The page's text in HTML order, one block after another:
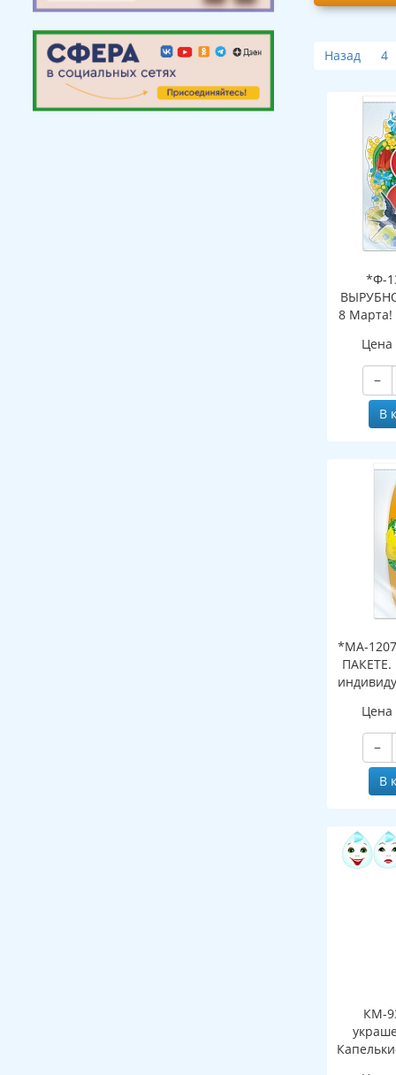
Назад 4
*Ф-
8 Марта!
с Цена
−
В
*МА-
ПАКЕТЕ.
с
Цена
−
В
КМ-